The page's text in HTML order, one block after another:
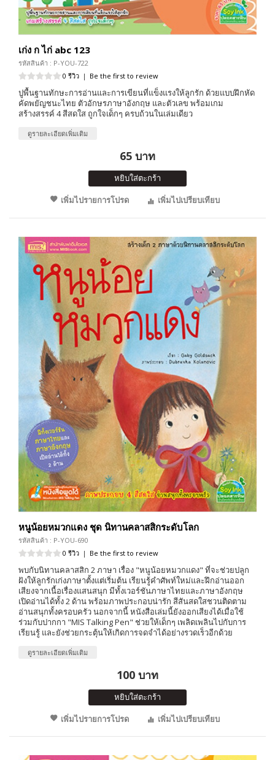
เก่ง ก ไก่ abc 123
รหัสสินค้า : P-YOU-722
0 รีวิว | Be the first to review
ปูพื้นฐานทักษะการอ่านและการเขียนที่แข็งแรงให้ลูกรัก ด้วยแบบฝึกหัด
คัดพยัญชนะไทย ตัวอักษรภาษาอังกฤษ และตัวเลข พร้อมเกม
สร้างสรรค์ 4 สีสดใส ถูกใจเด็กๆ ครบถ้วนในเล่มเดียว
ดูรายละเอียดเพิ่มเติม
65 บาท
หยิบใส่ตะกร้า
เพิ่มไปรายการโปรด
เพิ่มไปเปรียบเทียบ
หนูน้อยหมวกแดง ชุด นิทานคลาสสิกระดับโลก
รหัสสินค้า : P-YOU-690
0 รีวิว | Be the first to review
พบกับนิทานคลาสสิก 2 ภาษา เรื่อง "หนูน้อยหมวกแดง" ที่จะช่วยปลูก
ฝังให้ลูกรักเก่งภาษาตั้งแต่เริ่มต้น เรียนรู้คำศัพท์ใหม่และฝึกอ่านออก
เสียงจากเนื้อเรื่องแสนสนุก มีทั้งเวอร์ชันภาษาไทยและภาษาอังกฤษ
เปิดอ่านได้ทั้ง 2 ด้าน พร้อมภาพประกอบน่ารัก สีสันสดใสชวนติดตาม
อ่านสนุกทั้งครอบครัว นอกจากนี้ หนังสือเล่มนี้ยังออกเสียงได้เมื่อใช้
ร่วมกับปากกา "MIS Talking Pen" ช่วยให้เด็กๆ เพลิดเพลินไปกับการ
เรียนรู้ และยังช่วยกระตุ้นให้เกิดการจดจำได้อย่างรวดเร็วอีกด้วย
ดูรายละเอียดเพิ่มเติม
100 บาท
หยิบใส่ตะกร้า
เพิ่มไปรายการโปรด
เพิ่มไปเปรียบเทียบ